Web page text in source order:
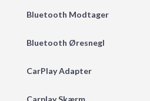
Bluetooth Modtager
Bluetooth Øresnegl
CarPlay Adapter